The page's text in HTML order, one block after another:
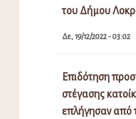
του Δήμου
Δε, 19/12/2022 - 03:02
Επιδότηση
στέγασης
επλήγησαν από